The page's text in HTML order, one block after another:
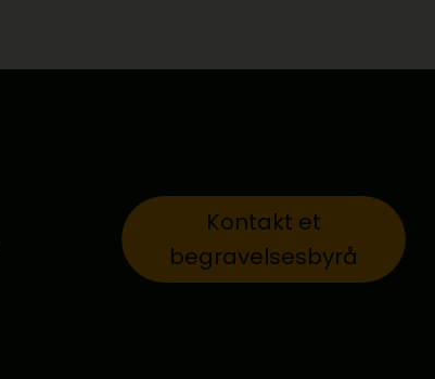
Kontakt et
begravelsesbyrå